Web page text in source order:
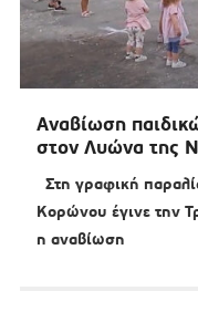
Αναβίωση
στον Λυώνα της
Στη γραφική
Κορώνου έγινε την
η αναβίωση